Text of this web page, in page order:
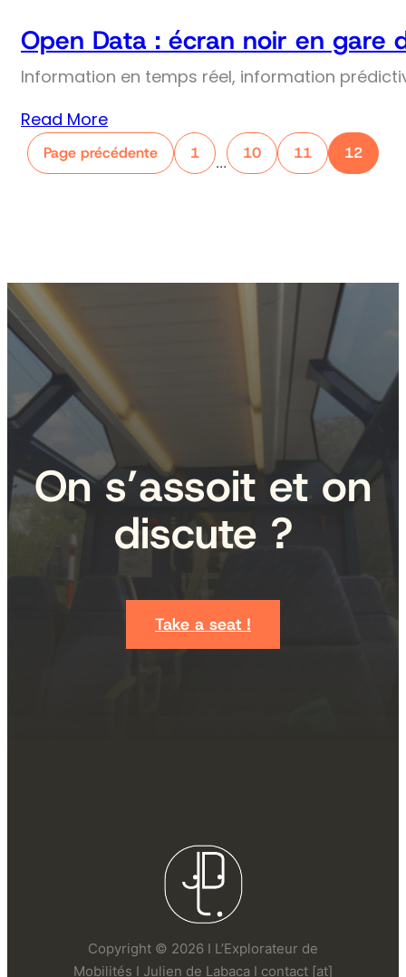
Open Data : écran noir en gare
Information en temps réel, information
Read More
Page précédente 1
…
10 11 12
On s’assoit et on
discute ?
Take a seat !
Copyright © 2026 I L’Explorateur de
Mobilités I Julien de Labaca I contact [at]